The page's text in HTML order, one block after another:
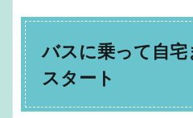
バスに乗って自
スタート